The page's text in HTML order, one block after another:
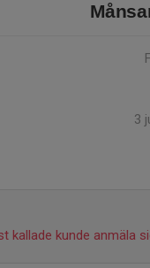
3
kallade kunde anmäla